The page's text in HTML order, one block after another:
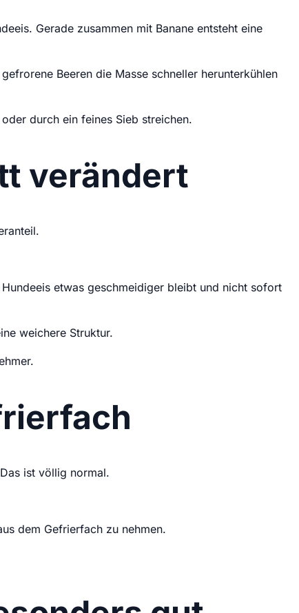
Gerade zusammen mit Banane entsteht eine
Beeren die Masse schneller herunterkühlen
durch ein feines Sieb streichen.
verändert
etwas geschmeidiger bleibt und nicht sofort
weichere Struktur.
ist völlig normal.
dem Gefrierfach zu nehmen.